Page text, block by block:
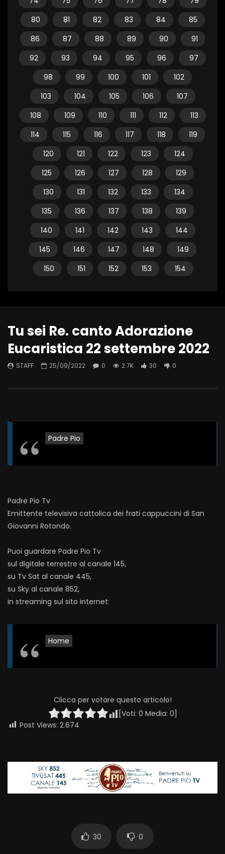
80
81 82 83 84
85
86
87 88 89 90
91
92
93 94 95 96
97
98
99 100 101
102
103
104 105 106
107
108
109 110 111 112
113
114
115 116 117 118
119
120
121 122 123
124
125
126 127 128
129
130
131 132 133
134
135
136 137 138
139
140
141 142 143
144
145
146 147 148
149
150
151 152 153 154
Tu sei Re. canto Adorazione
Eucaristica 22 settembre 2022
STAFF 25/09/2022 0 2.7K 30 0
Padre Pio
Padre Pio Tv
Emittente televisiva cattolica dei frati cappuccini di San
Giovanni Rotondo.
Puoi guardare Padre Pio Tv
sul digitale terrestre al canale 145,
su Tv Sat al canale 445,
su Sky al canale 852,
in streaming sul sito internet:
Home
Clicca per votare questo articolo!
[Voti: 0 Media: 0]
Post Views: 2.674
30 0